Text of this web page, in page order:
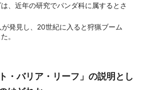
、近年の研究でパンダ科に属するとさ
発見し、20世紀に入ると狩猟ブーム
。
・バリア・リーフ」の説明とし